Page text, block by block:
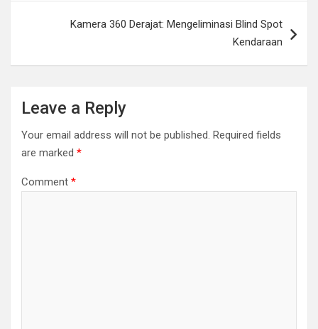
Kamera 360 Derajat: Mengeliminasi Blind Spot
Kendaraan
Leave a Reply
Your email address will not be published. Required fields
are marked *
Comment *